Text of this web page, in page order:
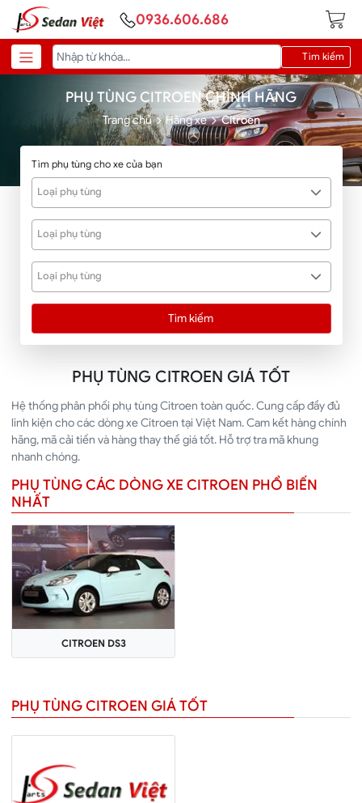
0936.606.686
Tìm kiếm
PHỤ TÙNG CITROEN CHÍNH HÃNG
Trang chủ Hãng xe Citroen
Tìm phụ tùng cho xe của bạn
Loại phụ tùng
Loại phụ tùng
Loại phụ tùng
Tìm kiếm
PHỤ TÙNG CITROEN GIÁ TỐT
Hệ thống phân phối phụ tùng Citroen toàn quốc. Cung cấp đầy đủ
linh kiện cho các dòng xe Citroen tại Việt Nam. Cam kết hàng chính
hãng, mã cải tiến và hàng thay thế giá tốt. Hỗ trợ tra mã khung
nhanh chóng.
PHỤ TÙNG CÁC DÒNG XE CITROEN PHỔ BIẾN
NHẤT
CITROEN DS3
PHỤ TÙNG CITROEN GIÁ TỐT